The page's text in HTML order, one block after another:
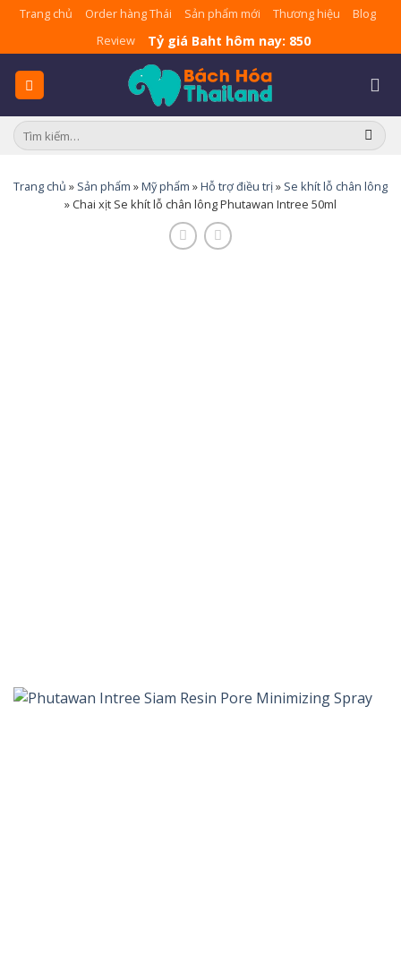
Skip
content
Trang chủ Order hàng Thái Sản phẩm mới Thương hiệu
Blog
Review
Tỷ giá Baht hôm nay: 850
Tìm
kiếm:
Trang chủ » Sản phẩm »Mỹ phẩm »Hỗ trợ điều trị» Se khít lỗ chân lông
» Chai xịt Se khít lỗ chân lông Phutawan Intree 50ml